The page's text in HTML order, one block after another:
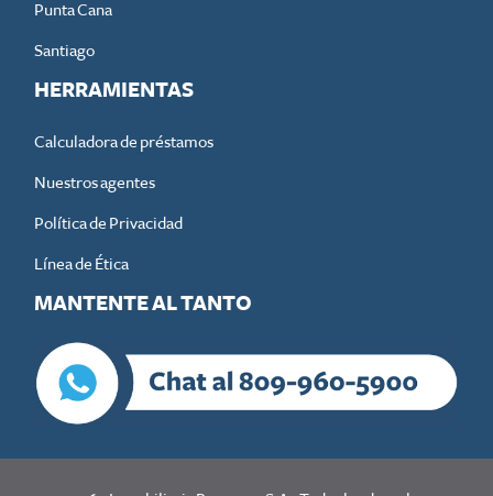
Punta Cana
Santiago
HERRAMIENTAS
Calculadora de préstamos
Nuestros agentes
Política de Privacidad
Línea de Ética
MANTENTE AL TANTO